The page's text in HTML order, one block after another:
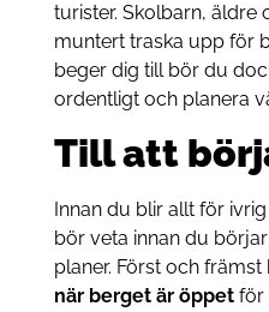
turister. Skolbarn, äldre
muntert traska upp för
beger dig till bör du
ordentligt och planera
Till att
Innan du blir allt för
bör veta innan du
planer. Först och
när berget är öppetför